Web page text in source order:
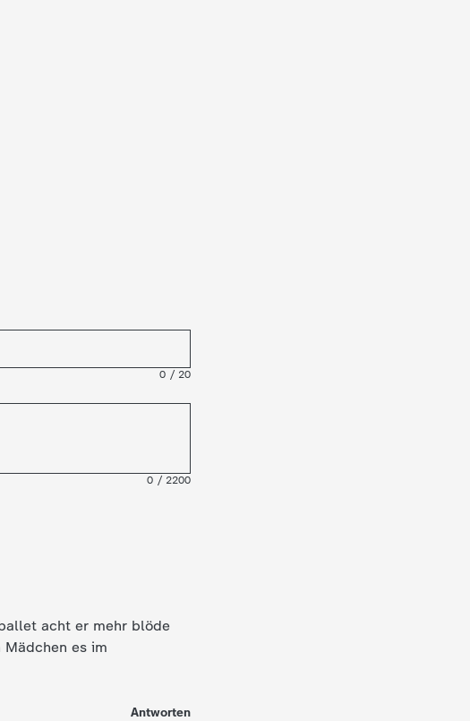
0 / 20
0 / 2200
acht er mehr blöde
es im
Antworten